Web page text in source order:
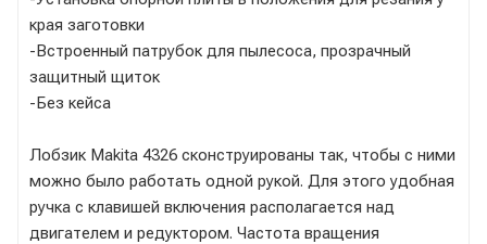
края заготовки
-Встроенный патрубок для пылесоса, прозрачный
защитный щиток
-Без кейса
Лобзик Makita 4326 сконструированы так, чтобы с ними
можно было работать одной рукой. Для этого удобная
ручка с клавишей включения располагается над
двигателем и редуктором. Частота вращения